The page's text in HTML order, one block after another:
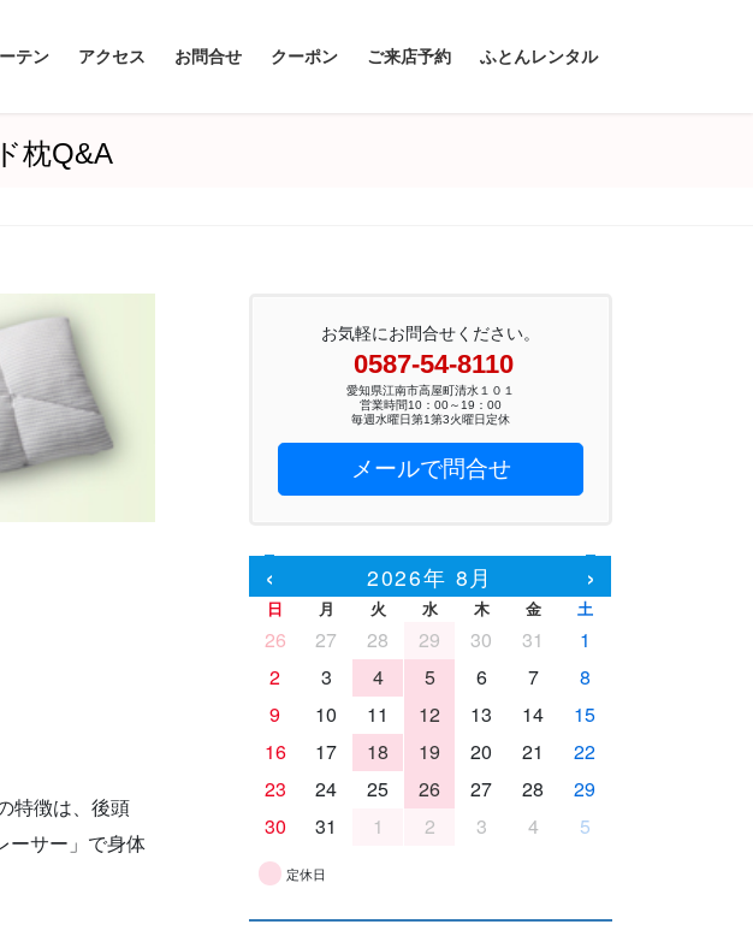
テン アクセス お問合せ クーポン ご来店予約 ふとんレンタル
枕Q&A
特徴は、後頭
ーサー」で身体
お気軽にお問合せください。
0587-54-8110
愛知県江南市高屋町清水１０１
営業時間10：00～19：00
毎週水曜日第1第3火曜日定休
メールで問合せ
‹ 2026年 8月 ›
日 月 火 水 木 金 土
26 27 28 29 30 31
1
2
3 4 5 6 7
8
9
10 11 12 13 14
15
16
17 18 19 20 21
22
23
24 25 26 27 28
29
30
31 1 2 3 4 5
定休日